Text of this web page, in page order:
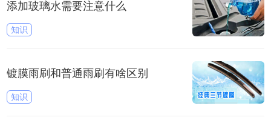
添加玻璃水需要注意什么
知识
镀膜雨刷和普通雨刷有啥区别
知识